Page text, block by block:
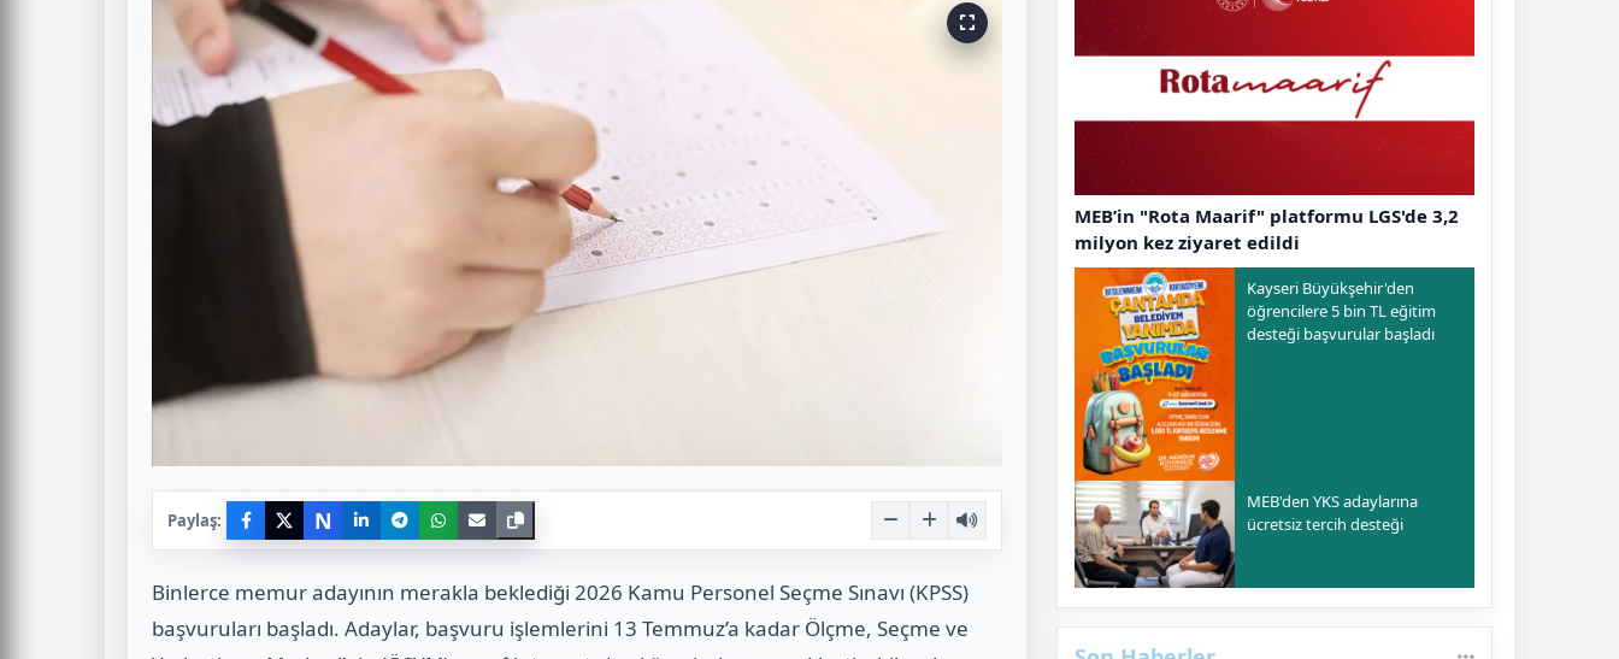
Paylaş: N
Binlerce memur adayının merakla beklediği 2026 Kamu Personel Seçme Sınavı (KPSS)
başvuruları başladı. Adaylar, başvuru işlemlerini 13 Temmuz’a kadar Ölçme, Seçme ve
MEB’in "Rota Maarif" platformu LGS'de 3,2
milyon kez ziyaret edildi
Kayseri Büyükşehir'den
öğrencilere 5 bin TL eğitim
desteği başvurular başladı
MEB'den YKS adaylarına
ücretsiz tercih desteği